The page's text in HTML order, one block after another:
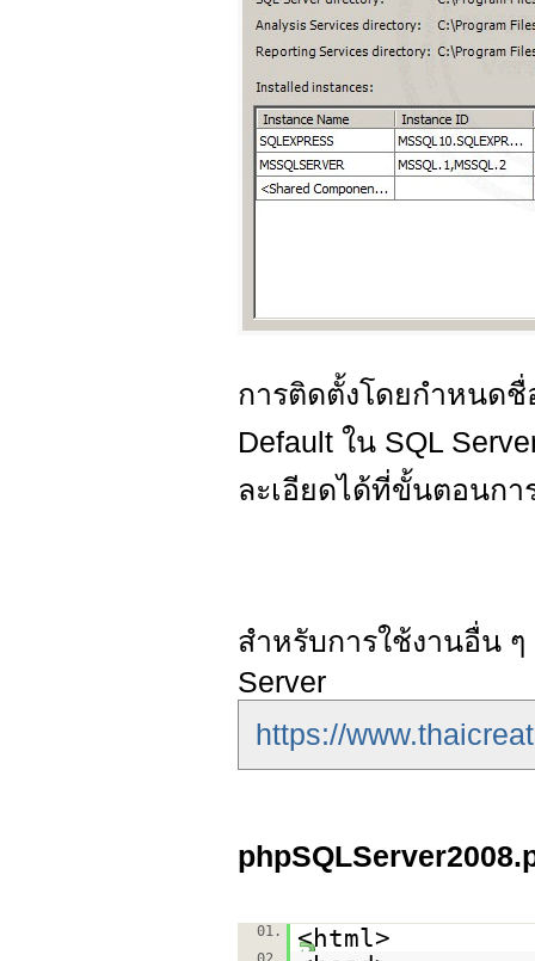
การติดตั้งโดยกำหนด
Default ใน SQL
ละเอียดได้ที่ขั้นตอนก
สำหรับการใช้งานอื่น
Server
https://
01. <html>